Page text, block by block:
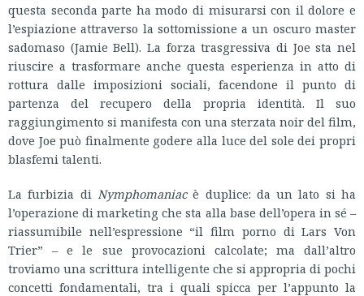
questa seconda parte ha modo di misurarsi con il dolore e
l’espiazione attraverso la sottomissione a un oscuro master
sadomaso (Jamie Bell). La forza trasgressiva di Joe sta nel
riuscire a trasformare anche questa esperienza in atto di
rottura dalle imposizioni sociali, facendone il punto di
partenza del recupero della propria identità. Il suo
raggiungimento si manifesta con una sterzata noir del film,
dove Joe può finalmente godere alla luce del sole dei propri
blasfemi talenti.
La furbizia di Nymphomaniacè duplice: da un lato si ha
l’operazione di marketing che sta alla base dell’opera in sé –
riassumibile nell’espressione “il film porno di Lars Von
Trier” – e le sue provocazioni calcolate; ma dall’altro
troviamo una scrittura intelligente che si appropria di pochi
concetti fondamentali, tra i quali spicca per l’appunto la